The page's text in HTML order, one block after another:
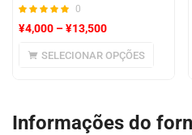
0
¥4,000 –¥13,500
SELECIONAR OPÇÕES
Informações do